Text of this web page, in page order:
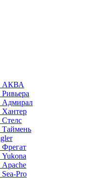
АКВА
Pro